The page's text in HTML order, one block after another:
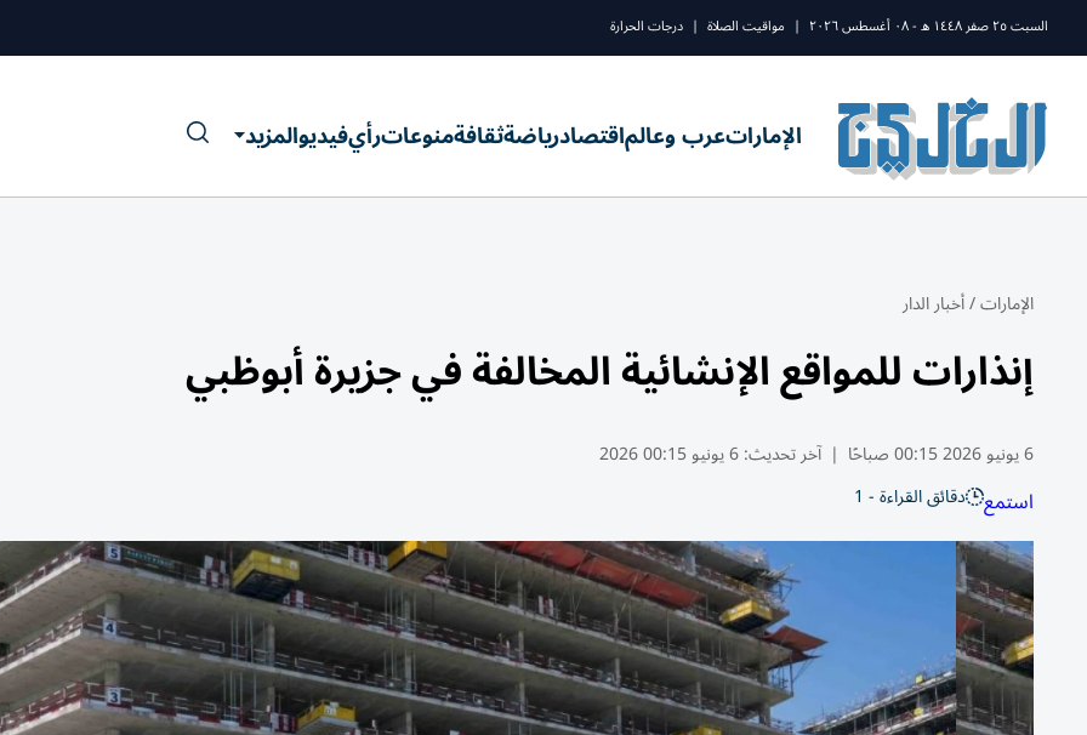
السبت ٢٥ صفر ١٤٤٨ ه - ٠٨ أغسطس ٢٠٢٦ | مواقيت الصلاة | درجات الحرارة
الإماراتعرب وعالماقتصادرياضةثقافةمنوعاترأيفيديوالمزيد
الإمارات/أخبار الدار
إنذارات للمواقع الإنشائية المخالفة في جزيرة أبوظبي
6 يونيو 2026 00:15 صباحًا | آخر تحديث:6 يونيو 00:15 2026
استمع دقائق القراءة - 1